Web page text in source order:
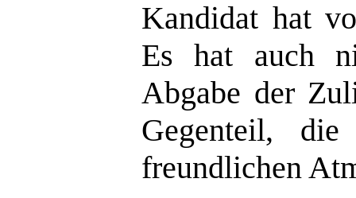
Kandidat hat
Es hat auch
Abgabe der
Gegenteil,
freundlichen